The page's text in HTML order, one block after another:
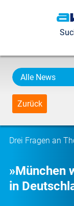
Alle News
Zurück
Drei Fragen an
»München
in